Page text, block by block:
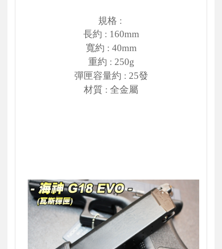
規格 :
長約 : 160mm
寬約 : 40mm
重約 : 250g
彈匣容量約 : 25發
材質 : 全金屬